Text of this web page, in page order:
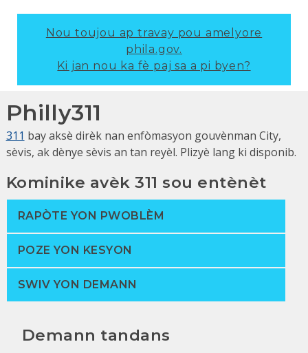
Nou toujou ap travay pou amelyore
phila.gov.
Ki jan nou ka fè paj sa a pi byen?
Philly311
311 bay aksè dirèk nan enfòmasyon gouvènman City,
sèvis, ak dènye sèvis an tan reyèl. Plizyè lang ki disponib.
Kominike avèk 311 sou entènèt
RAPÒTE YON PWOBLÈM
POZE YON KESYON
SWIV YON DEMANN
Demann tandans